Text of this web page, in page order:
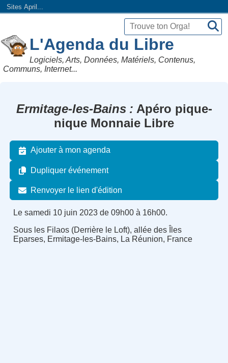
Sites April...
L'Agenda du Libre
Logiciels, Arts, Données, Matériels, Contenus,
Communs, Internet...
Ermitage-les-Bains
Apéro pique-
nique Monnaie Libre
Ajouter à mon agenda
Dupliquer événement
Renvoyer le lien d'édition
Le samedi 10 juin 2023 de 09h00 à 16h00.
Sous les Filaos (Derrière le Loft), allée des Îles
Eparses, Ermitage-les-Bains, La Réunion, France